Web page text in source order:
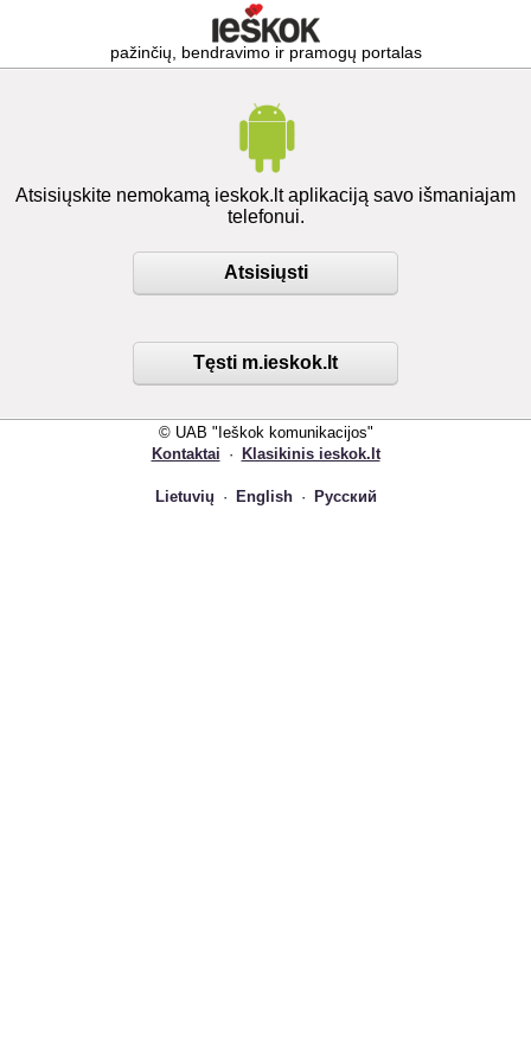
pažinčių, bendravimo ir pramogų portalas
Atsisiųskite nemokamą ieskok.lt aplikaciją savo išmaniajam
telefonui.
Atsisiųsti
Tęsti m.ieskok.lt
© UAB "Ieškok komunikacijos"
Kontaktai · Klasikinis ieskok.lt
Lietuvių · English · Русский